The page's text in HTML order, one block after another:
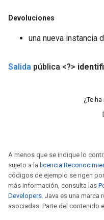
Devoluciones
una nueva instancia
Salida pública <?>
¿Te
A menos que se indique lo
sujeto a la licencia
códigos de ejemplo se rigen
más información, consulta las
Developers. Java es una marca
asociadas. Parte del contenido